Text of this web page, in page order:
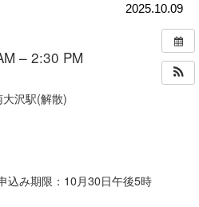
2025.10.09
– 2:30 PM
沢駅(解散)
込み期限：10月30日午後5時